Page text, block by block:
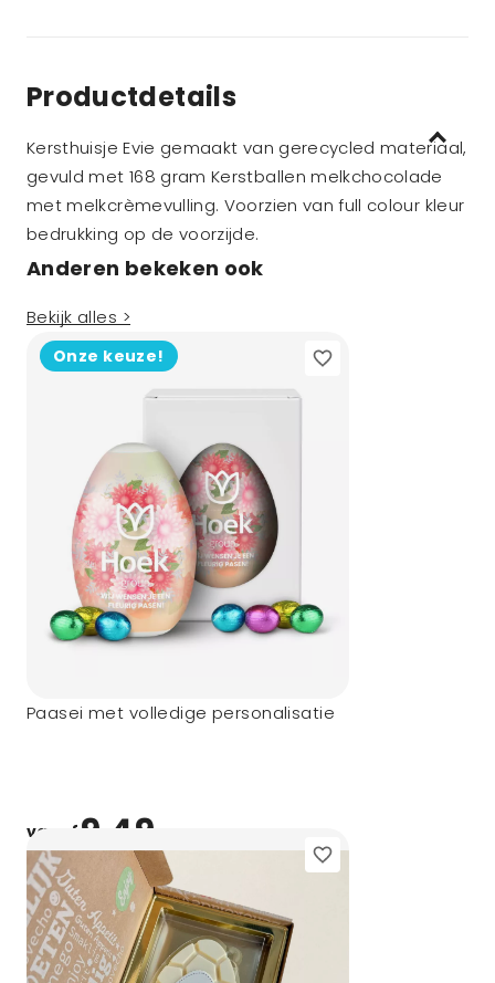
Productdetails
Kersthuisje Evie gemaakt van gerecycled materiaal,
gevuld met 168 gram Kerstballen melkchocolade
met melkcrèmevulling. Voorzien van full colour kleur
bedrukking op de voorzijde.
Anderen bekeken ook
Bekijk alles >
Onze keuze!
Paasei met volledige personalisatie
vanaf 9,49